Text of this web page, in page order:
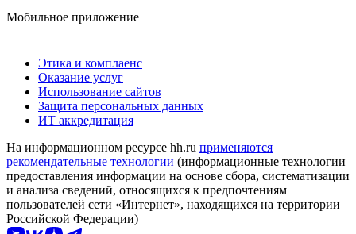
Мобильное приложение
Этика и комплаенс
Оказание услуг
Использование сайтов
Защита персональных данных
ИТ аккредитация
На информационном ресурсе hh.ru применяются
рекомендательные технологии (информационные технологии
предоставления информации на основе сбора, систематизации
и анализа сведений, относящихся к предпочтениям
пользователей сети «Интернет», находящихся на территории
Российской Федерации)